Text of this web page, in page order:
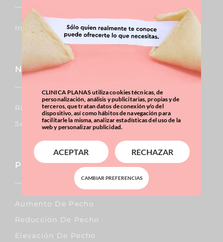
Injertos De Pelo
Nariz
Rinoplastia
Septoplastia
Pecho
Aumento De Pecho
Reducción De Pecho
Elevación De Pecho
CLINICA PLANAS utiliza cookies técnicas, de
personalización, análisis y publicitarias, propias y de
terceros, que tratan datos de conexión y/o del
dispositivo, así como hábitos de navegación para
facilitarle la misma, analizar estadísticas del uso de la
web y personalizar publicidad.
ACEPTAR RECHAZAR
CAMBIAR PREFERENCIAS